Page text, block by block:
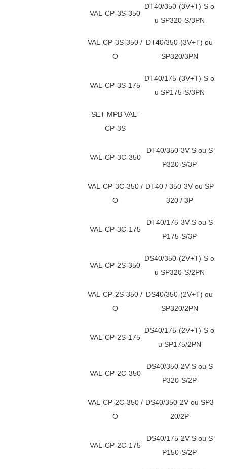
VAL-CP-3S-350
DT40/350-(3V+T)-S o
u SP320-S/3PN
VAL-CP-3S-350 /
O
DT40/350-(3V+T) ou
SP320/3PN
VAL-CP-3S-175
DT40/175-(3V+T)-S o
u SP175-S/3PN
SET MPB VAL-
CP-3S
VAL-CP-3C-350
DT40/350-3V-S ou S
P320-S/3P
VAL-CP-3C-350 /
O
DT40 / 350-3V ou SP
320 / 3P
VAL-CP-3C-175
DT40/175-3V-S ou S
P175-S/3P
VAL-CP-2S-350
DS40/350-(2V+T)-S o
u SP320-S/2PN
VAL-CP-2S-350 /
O
DS40/350-(2V+T) ou
SP320/2PN
VAL-CP-2S-175
DS40/175-(2V+T)-S o
u SP175/2PN
VAL-CP-2C-350
DS40/350-2V-S ou S
P320-S/2P
VAL-CP-2C-350 /
O
DS40/350-2V ou SP3
20/2P
VAL-CP-2C-175
DS40/175-2V-S ou S
P150-S/2P